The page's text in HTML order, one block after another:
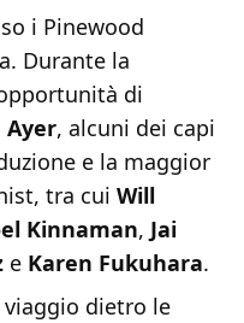
i Pinewood
Durante la
di
Ayer, alcuni dei capi
e la maggior
tra cui Will
Kinnaman, Jai
e Karen Fukuhara.
dietro le